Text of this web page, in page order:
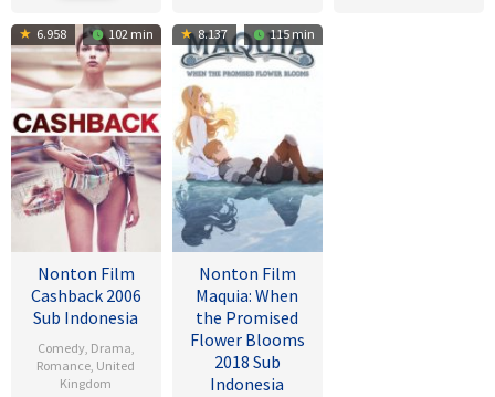
6.958 102 min
Nonton Film
Cashback 2006
Sub Indonesia
Comedy, Drama,
Romance, United
Kingdom
8.137 115 min
Nonton Film
Maquia: When
the Promised
Flower Blooms
2018 Sub
Indonesia